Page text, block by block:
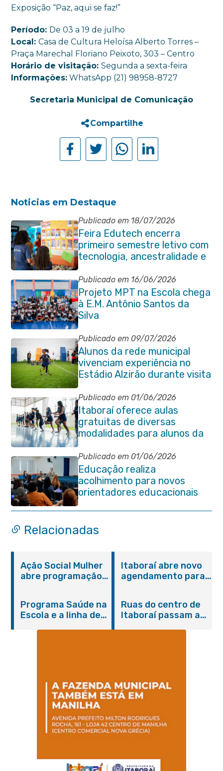
Exposição “Paz, aqui se faz!”
Período: De 03 a 19 de julho
Local:Casa de Cultura Heloísa Alberto Torres –
Praça Marechal Floriano Peixoto, 303 – Centro
Horário de visitação:Segunda a sexta-feira
Informações: WhatsApp (21) 98958-8727
Secretaria Municipal de Comunicação
Compartilhe
Noticias em Destaque
Publicado em 18/07/2026
Feira Edutech encerra
primeiro semestre letivo com
tecnologia, ancestralidade e
protagonismo estudantil em
Itaboraí
Publicado em 16/06/2026
Projeto MPT na Escola chega
à E.M. Antônio Santos da
Silva
Publicado em 09/07/2026
Alunos da rede municipal
vivenciam experiência no
Estádio Alzirão durante visita
pedagógica
Publicado em 01/06/2026
Itaboraí oferece aulas
gratuitas de diversas
modalidades para alunos da
rede municipal de ensino
Publicado em 01/06/2026
Educação realiza
acolhimento para novos
orientadores educacionais
da rede municipal
Relacionadas
Ação Social Mulher
abre programação
serviços gratuitos e
orientações
Itaboraí abre novo
agendamento para
Programa Saúde na
Escola e a linha de
Magalhães Seabra
Ruas do centro de
Itaboraí passam a